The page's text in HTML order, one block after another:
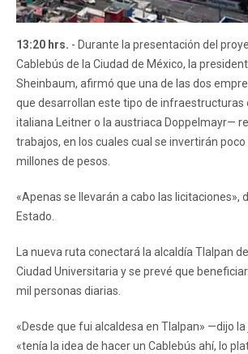
13:20 hrs. - Durante la presentación del
Cablebús de la Ciudad de México, la
Sheinbaum, afirmó que una de las dos
que desarrollan este tipo de
italiana Leitner o la austriaca Doppelmayr—
trabajos, en los cuales cual se invertirán
millones de pesos.
«Apenas se llevarán a cabo las licitaciones»,
Estado.
La nueva ruta conectará la alcaldía Tlalpan
Ciudad Universitaria y se prevé que
mil personas diarias.
«Desde que fui alcaldesa en Tlalpan» —dijo
«tenía la idea de hacer un Cablebús ahí, lo